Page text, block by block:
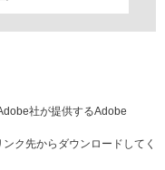
社が提供するAdobe
ク先からダウンロードしてく